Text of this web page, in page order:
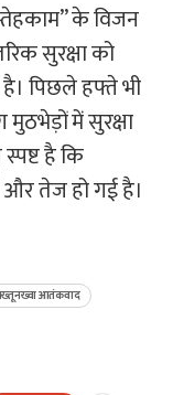
के विजन
सुरक्षा को
पिछले हफ्ते भी
में सुरक्षा
है कि
और तेज हो गई है।
आतंकवाद